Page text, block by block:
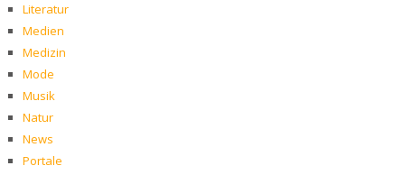
Literatur
Medien
Medizin
Mode
Musik
Natur
News
Portale